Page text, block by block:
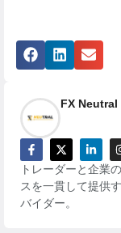
FX Neutral
トレーダーと企業
スを一貫して提供
バイダー。